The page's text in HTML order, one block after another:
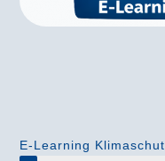
E-Learning